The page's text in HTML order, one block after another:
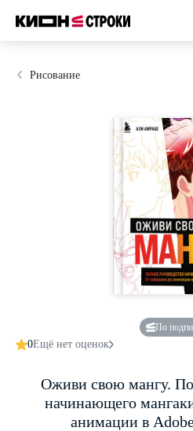
Рисование
По
0Ещё нет оценок
Оживи свою мангу.
начинающего
анимации в